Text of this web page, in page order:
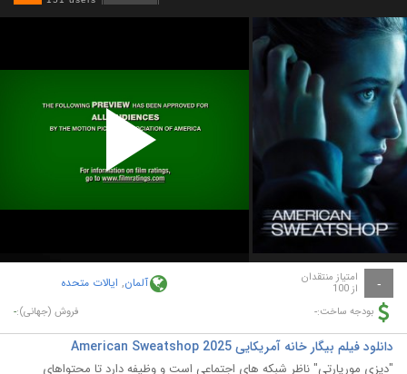
Play
Video
- امتیاز منتقدان
از 100 آلمان, ایالات متحده
بودجه ساخت:- فروش (جهانی):-
دانلود فیلم بیگار خانه آمریکایی American Sweatshop 2025
"دیزی موریارتی" ناظر شبکه های اجتماعی است و وظیفه دارد تا محتواهای